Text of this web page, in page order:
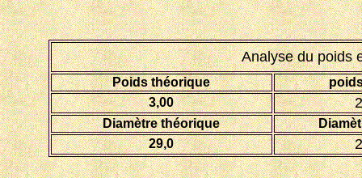
Analyse du poids
Poids théorique
3,00
Diamètre théorique
29,0